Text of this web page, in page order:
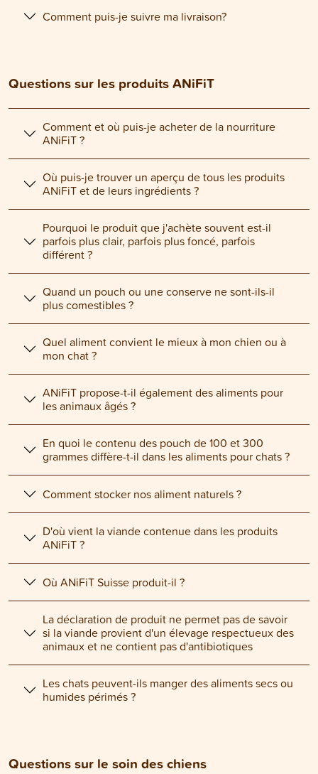
Comment puis-je suivre ma livraison?
Questions sur les produits ANiFiT
Comment et où puis-je acheter de la nourriture
ANiFiT ?
Où puis-je trouver un aperçu de tous les produits
ANiFiT et de leurs ingrédients ?
Pourquoi le produit que j'achète souvent est-il
parfois plus clair, parfois plus foncé, parfois
différent ?
Quand un pouch ou une conserve ne sont-ils-il
plus comestibles ?
Quel aliment convient le mieux à mon chien ou à
mon chat ?
ANiFiT propose-t-il également des aliments pour
les animaux âgés ?
En quoi le contenu des pouch de 100 et 300
grammes diffère-t-il dans les aliments pour chats ?
Comment stocker nos aliment naturels ?
D'où vient la viande contenue dans les produits
ANiFiT ?
Où ANiFiT Suisse produit-il ?
La déclaration de produit ne permet pas de savoir
si la viande provient d'un élevage respectueux des
animaux et ne contient pas d'antibiotiques
Les chats peuvent-ils manger des aliments secs ou
humides périmés ?
Questions sur le soin des chiens